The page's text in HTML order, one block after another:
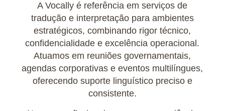
A Vocally é referência em serviços de
tradução e interpretação para ambientes
estratégicos, combinando rigor técnico,
confidencialidade e excelência operacional.
Atuamos em reuniões governamentais,
agendas corporativas e eventos multilíngues,
oferecendo suporte linguístico preciso e
consistente.